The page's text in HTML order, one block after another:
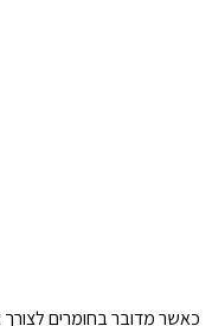
כאשר מדובר בחומרים לצורך